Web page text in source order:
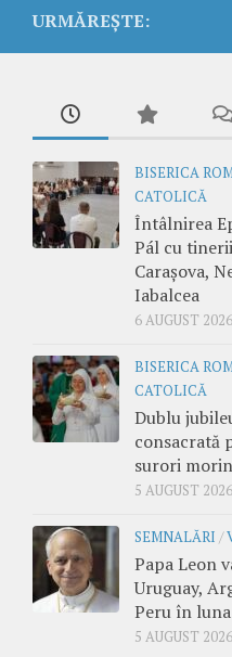
URMĂREȘTE:
BISERICA
CATOLICĂ
Întâlnirea
Pál cu
Carașova,
Iabalcea
6 AUGUST 2026
BISERICA
CATOLICĂ
Dublu
consacrată
surori
5 AUGUST 2026
SEMNALĂRI /
Papa Leon
Uruguay,
Peru în
5 AUGUST 2026